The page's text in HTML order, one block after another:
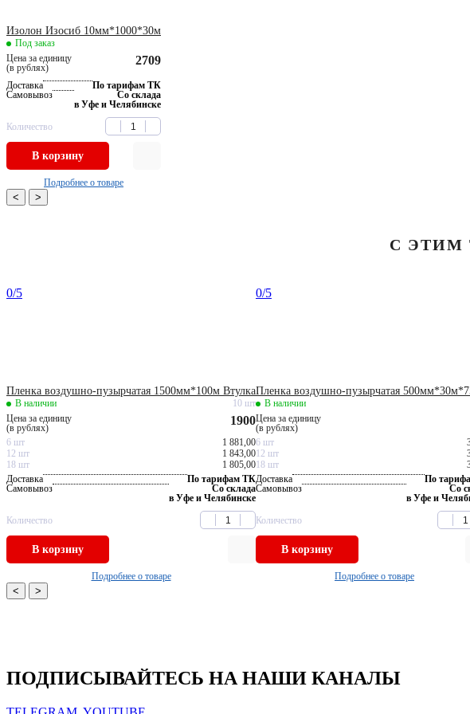
Изолон Изосиб 10мм*1000*30м
Под заказ
Цена за единицу
(в рублях)
2709
Доставка
По тарифам ТК
Самовывоз
Со склада
в Уфе и Челябинске
Количество
В корзину
Подробнее о товаре
< >
С ЭТИМ
0/5
Пленка воздушно-пузырчатая 1500мм*100м Втулка
В наличии
10 шт
Цена за единицу
(в рублях)
1900
6 шт
1 881,00
12 шт
1 843,00
18 шт
1 805,00
Доставка
По тарифам ТК
Самовывоз
Со склада
в Уфе и Челябинске
Количество
В корзину
Подробнее о товаре
0/5
Пленка воздушно-пузырчатая
В наличии
Цена за единицу
(в рублях)
6 шт
12 шт
18 шт
Доставка
По
Самовывоз
Со
в Уфе и
Количество
В корзину
Подробнее о товаре
< >
ПОДПИСЫВАЙТЕСЬ НА НАШИ КАНАЛЫ